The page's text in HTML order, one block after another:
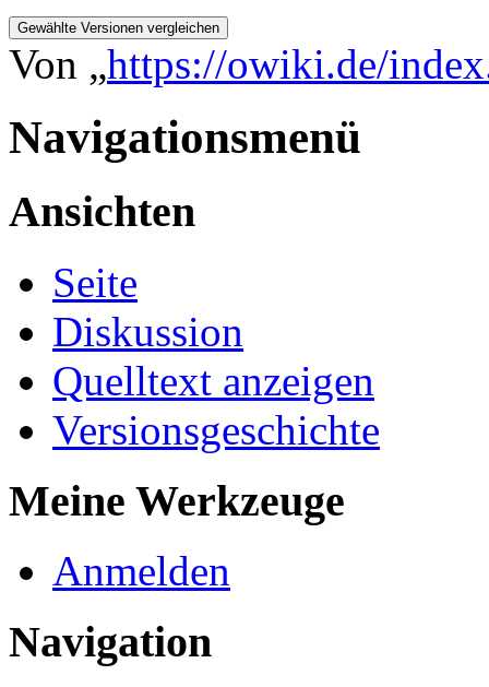
Von „https://owiki.de/
Navigationsmenü
Ansichten
Seite
Diskussion
Quelltext anzeigen
Versionsgeschichte
Meine Werkzeuge
Anmelden
Navigation